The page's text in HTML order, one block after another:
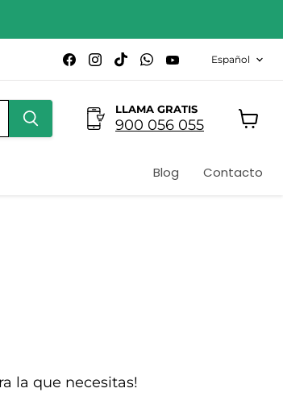
Encuéntrenos
en
Facebook
Encuéntrenos
en
Instagram
Encuéntrenos
en
TikTok
Encuéntrenos
en
WhatsApp
Encuéntrenos
YouTube
Idioma
Español
LLAMA GRATIS
900 056 055
Blog Contacto
la que necesitas!